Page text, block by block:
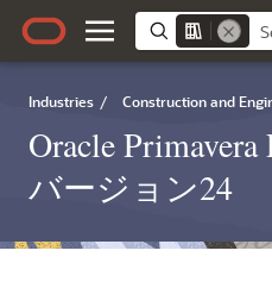
Industries / Construction and
Oracle
バージョン24